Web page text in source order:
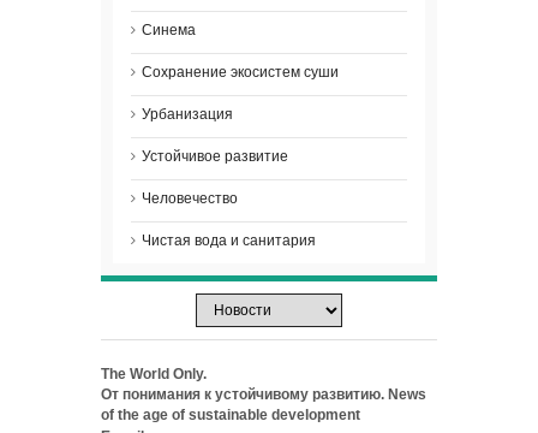
Синема
Сохранение экосистем суши
Урбанизация
Устойчивое развитие
Человечество
Чистая вода и санитария
The World Only.
От понимания к устойчивому развитию. News
of the age of sustainable development